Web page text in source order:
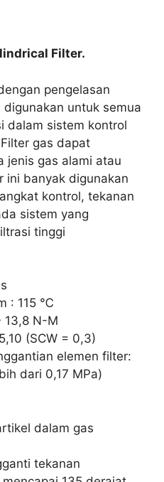
Filter.
pengelasan
untuk semua
dalam sistem kontrol
gas dapat
jenis gas alami atau
ini banyak digunakan
kontrol, tekanan
sistem yang
tinggi
: 115 ℃
13,8 N-M
(SCW = 0,3)
elemen filter:
dari 0,17 MPa)
dalam gas
tekanan